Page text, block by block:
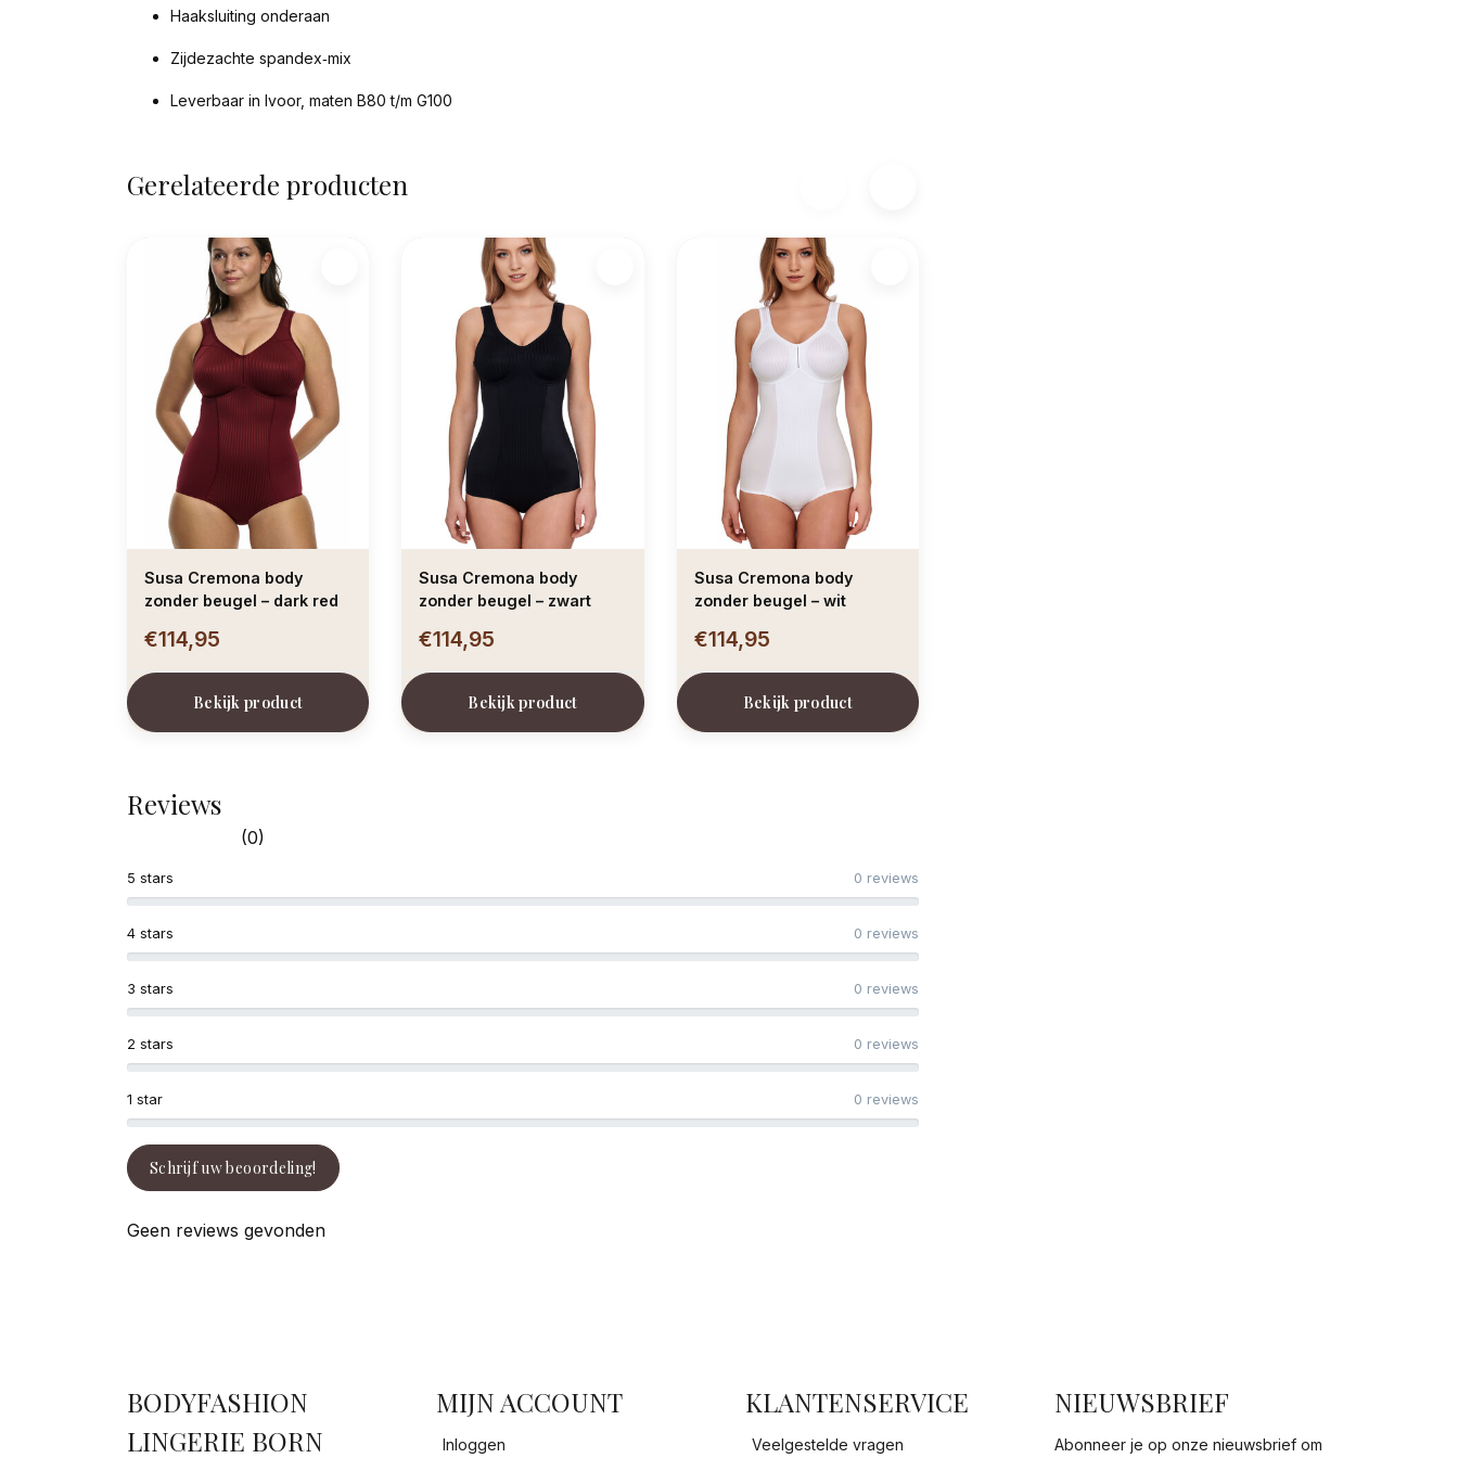
Haaksluiting onderaan
Zijdezachte spandex‑mix
Leverbaar in Ivoor, maten B80 t/m G100
Gerelateerde producten
Susa Cremona body
zonder beugel – dark red
€114,95
Bekijk product
Susa Cremona body
zonder beugel – zwart
€114,95
Bekijk product
Susa Cremona body
zonder beugel – wit
€114,95
Bekijk product
Reviews
(0)
1 star 0 reviews
2 stars 0 reviews
3 stars 0 reviews
4 stars 0 reviews
5 stars 0 reviews
Schrijf uw beoordeling!
Geen reviews gevonden
BODYFASHION
LINGERIE BORN
MIJN ACCOUNT
Inloggen
KLANTENSERVICE
Veelgestelde vragen
NIEUWSBRIEF
Abonneer je op onze nieuwsbrief om